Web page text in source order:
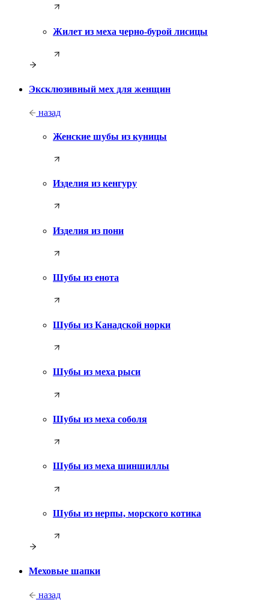
Жилет из меха черно-бурой лисицы
Эксклюзивный мех для женщин
назад
Женские шубы из куницы
Изделия из кенгуру
Изделия из пони
Шубы из енота
Шубы из Канадской норки
Шубы из меха рыси
Шубы из меха соболя
Шубы из меха шиншиллы
Шубы из нерпы, морского котика
Меховые шапки
назад